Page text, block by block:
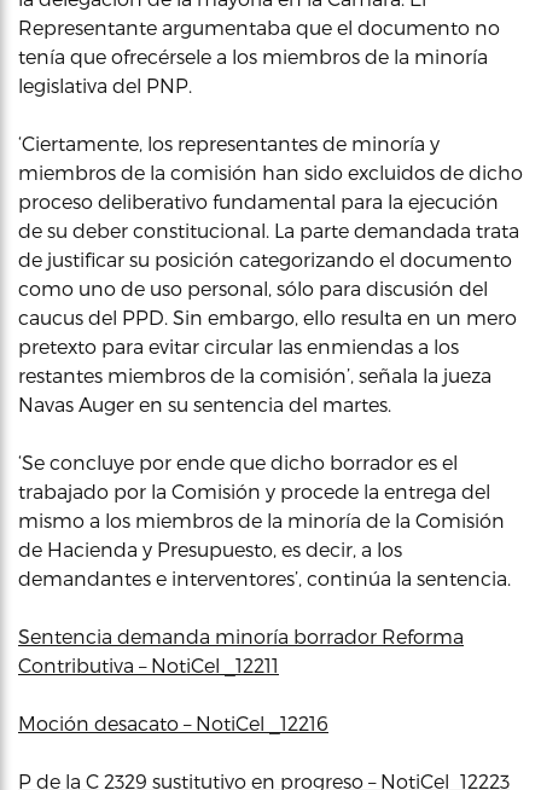
Representante argumentaba que el documento no
tenía que ofrecérsele a los miembros de la minoría
legislativa del PNP.
‘Ciertamente, los representantes de minoría y
miembros de la comisión han sido excluidos de dicho
proceso deliberativo fundamental para la ejecución
de su deber constitucional. La parte demandada trata
de justificar su posición categorizando el documento
como uno de uso personal, sólo para discusión del
caucus del PPD. Sin embargo, ello resulta en un mero
pretexto para evitar circular las enmiendas a los
restantes miembros de la comisión’, señala la jueza
Navas Auger en su sentencia del martes.
‘Se concluye por ende que dicho borrador es el
trabajado por la Comisión y procede la entrega del
mismo a los miembros de la minoría de la Comisión
de Hacienda y Presupuesto, es decir, a los
demandantes e interventores’, continúa la sentencia.
Sentencia demanda minoría borrador Reforma
Contributiva – NotiCel _12211
Moción desacato – NotiCel _12216
P de la C 2329 sustitutivo en progreso – NotiCel_12223